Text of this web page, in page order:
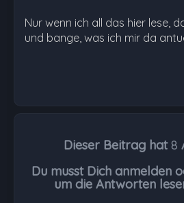
Nur wenn ich all das hier lese,
und bange, was ich mir da
Dieser Beitrag hat8
Du musst Dich anmelden
um die Antworten